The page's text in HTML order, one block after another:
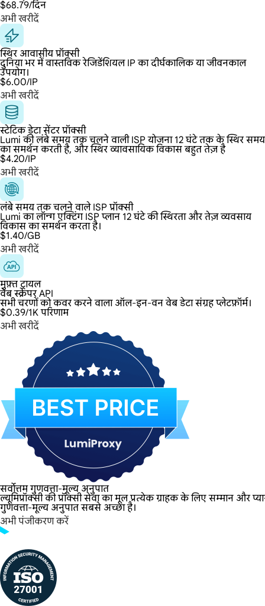
$68.79/दिन
अभी खरीदें
स्थिर आवासीय प्रॉक्सी
दुनिया भर में वास्तविक रेजिडेंशियल IP का दीर्घकालिक या जीवनकाल
उपयोग।
$6.00/IP
अभी खरीदें
स्टेटिक डेटा सेंटर प्रॉक्सी
Lumi की लंबे समय तक चलने वाली ISP योजना 12 घंटे तक के स्थिर समय
का समर्थन करती है, और स्थिर व्यावसायिक विकास बहुत तेज़ है
$4.20/IP
अभी खरीदें
लंबे समय तक चलने वाले ISP प्रॉक्सी
Lumi का लॉन्ग एक्टिंग ISP प्लान 12 घंटे की स्थिरता और तेज़ व्यवसाय
विकास का समर्थन करता है।
$1.40/GB
अभी खरीदें
मुफ़्त ट्रायल
वेब स्क्रेपर API
सभी चरणों को कवर करने वाला ऑल-इन-वन वेब डेटा संग्रह प्लेटफ़ॉर्म।
$0.39/1K परिणाम
अभी खरीदें
सर्वोत्तम गुणवत्ता-मूल्य अनुपात
ल्यूमिप्रॉक्सी की प्रॉक्सी सेवा का मूल प्रत्येक ग्राहक के लिए सम्मान और
गुणवत्ता-मूल्य अनुपात सबसे अच्छा है।
अभी पंजीकरण करें